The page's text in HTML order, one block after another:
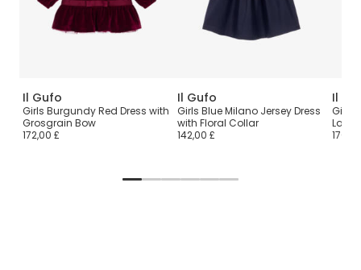
Il Gufo
Girls Burgundy Red Dress with
Grosgrain Bow
172,00 £
Il Gufo
Girls Blue Milano Jersey Dress
with Floral Collar
142,00 £
Il
Girls
Lace